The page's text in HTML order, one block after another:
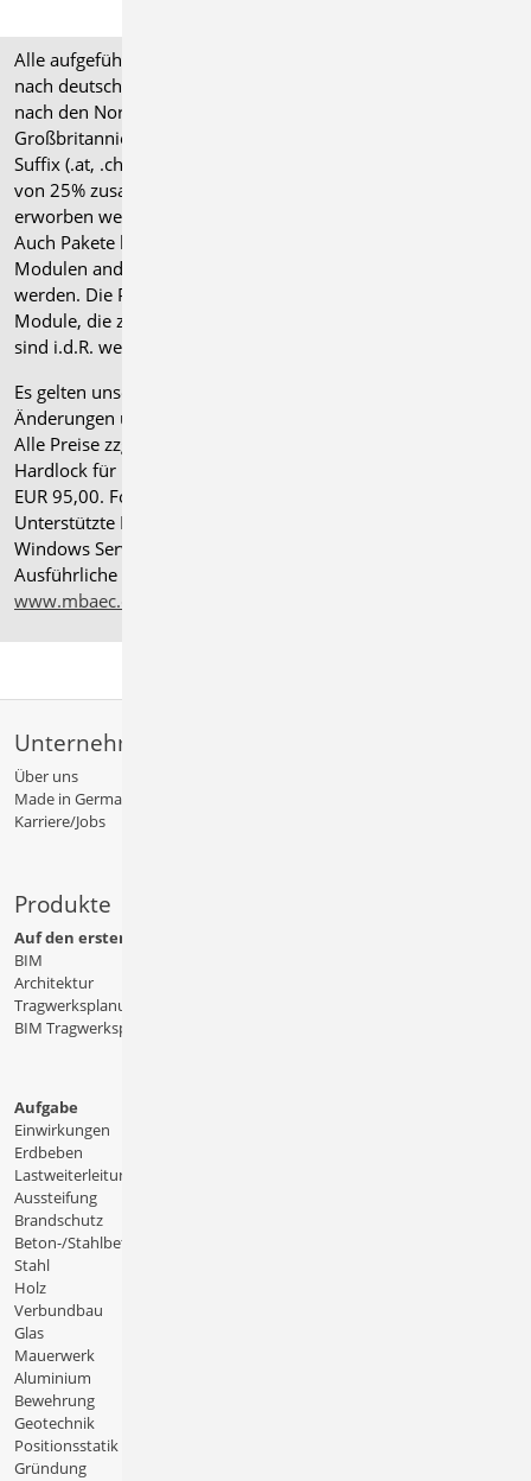
Alle aufgeführten Preise verstehen sich für Module/Pakete
nach deutschen Normgrundlagen (".de"). Module, die auch
nach den Normen für Österreich, Schweiz, Italien und
Großbritannien verfügbar sind, tragen ein entsprechendes
Suffix (.at, .ch, .it bzw. .uk) und können gegen einen Aufpreis
von 25% zusammen mit dem jeweiligen ".de"-Modul
erworben werden.
Auch Pakete können gegen einen Aufpreis von 25% mit
Modulen anderer Normen (.at, .ch, .it bzw. .uk) erweitert
werden. Die Paketerweiterung umfasst alle entsprechenden
Module, die zum Zeitpunkt des Kaufs verfügbar sind. Das
sind i.d.R. weniger Module als nach deutscher Norm.
Es gelten unsere
Änderungen und Irrtümer vorbehalten.
Alle Preise zzgl. Versandkosten und gesetzlicher MwSt.
Hardlock für Einzelplatzlizenz, je Arbeitsplatz erforderlich
EUR 95,00. Folgelizenz-/Netzwerkbedingungen auf Anfrage.
Unterstützte Betriebssysteme: Windows
Windows Server 2025 mit Windows Terminal Server.
Ausführliche Informationen auf
www.mbaec.de/service/systemvoraussetzungen
Unternehmen
Über uns
Made in Germany
Karriere/Jobs
Produkte
Auf den ersten Blick
BIM
Architektur
Tragwerksplanung
BIM Tragwerksplanung
Aufgabe
Einwirkungen
Erdbeben
Lastweiterleitung
Aussteifung
Brandschutz
Beton-/Stahlbeton
Stahl
Holz
Verbundbau
Glas
Mauerwerk
Aluminium
Bewehrung
Geotechnik
Positionsstatik
Gründung